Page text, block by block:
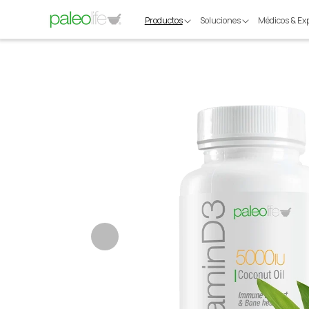
directamente
al contenido
Productos Soluciones Médicos &